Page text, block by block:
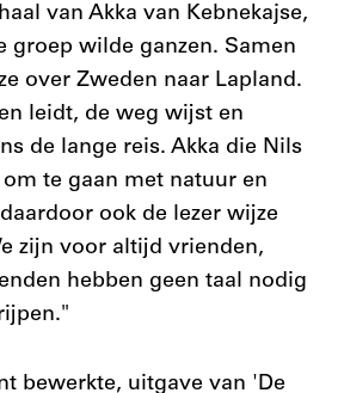
van Akka van Kebnekajse,
groep wilde ganzen. Samen
over Zweden naar Lapland.
leidt, de weg wijst en
de lange reis. Akka die Nils
te gaan met natuur en
ook de lezer wijze
zijn voor altijd vrienden,
hebben geen taal nodig
bewerkte, uitgave van 'De